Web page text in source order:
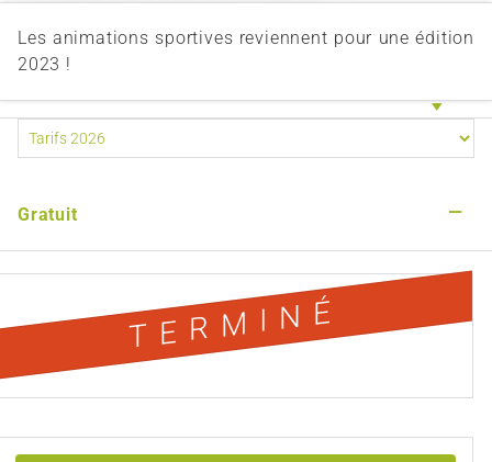
Les animations sportives reviennent pour une édition
2023 !
Gratuit —
TERMINÉ